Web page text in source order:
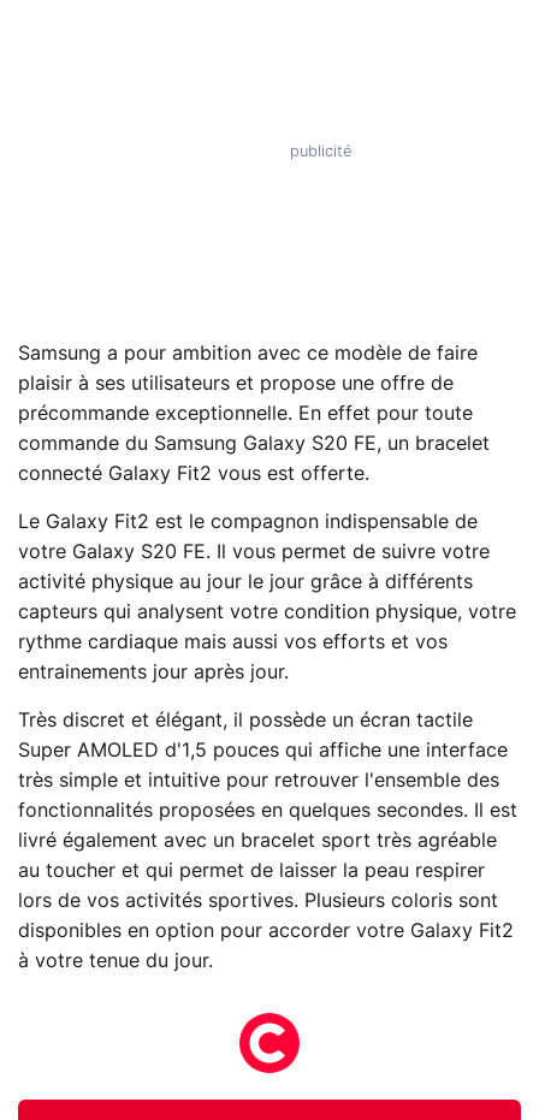
Samsung a pour ambition avec ce modèle de faire
plaisir à ses utilisateurs et propose une offre de
précommande exceptionnelle. En effet pour toute
commande du Samsung Galaxy S20 FE, un bracelet
connecté Galaxy Fit2 vous est offerte.
Le Galaxy Fit2 est le compagnon indispensable de
votre Galaxy S20 FE. Il vous permet de suivre votre
activité physique au jour le jour grâce à différents
capteurs qui analysent votre condition physique, votre
rythme cardiaque mais aussi vos efforts et vos
entrainements jour après jour.
Très discret et élégant, il possède un écran tactile
Super AMOLED d'1,5 pouces qui affiche une interface
très simple et intuitive pour retrouver l'ensemble des
fonctionnalités proposées en quelques secondes. Il est
livré également avec un bracelet sport très agréable
au toucher et qui permet de laisser la peau respirer
lors de vos activités sportives. Plusieurs coloris sont
disponibles en option pour accorder votre Galaxy Fit2
à votre tenue du jour.